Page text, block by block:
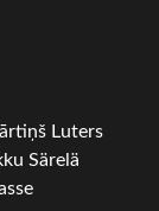
Luters
Särelä